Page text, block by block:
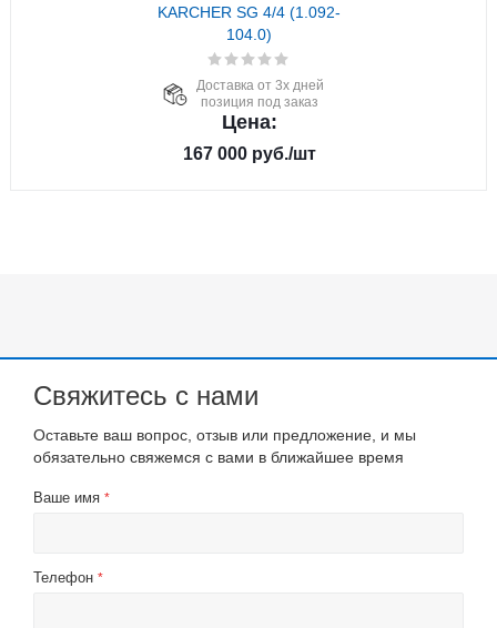
KARCHER SG 4/4 (1.092-
104.0)
Доставка от 3х дней
позиция под заказ
Цена:
167 000руб./шт
Свяжитесь с нами
Оставьте ваш вопрос, отзыв или предложение, и мы
обязательно свяжемся с вами в ближайшее время
Ваше имя *
Телефон *